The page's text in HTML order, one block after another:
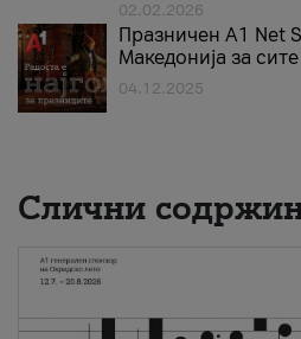
02.02.2026
Празничен A1 Net
Македонија за
04.12.2025
Слични